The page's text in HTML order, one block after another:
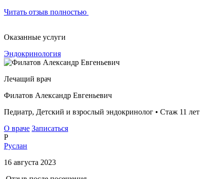
Читать отзыв полностью
Оказанные услуги
Эндокринология
Лечащий врач
Филатов Александр Евгеньевич
Педиатр, Детский и взрослый эндокринолог • Стаж 11 лет
О враче Записаться
Р
Руслан
16 августа 2023